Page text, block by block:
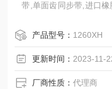
带,单面齿同步带,进口橡
聚氨酯同步带,耐高温
H、XXH型。日本三星
业皮带。
产品型号： 1260XH
更新时间： 2023-11-
厂商性质：代理商